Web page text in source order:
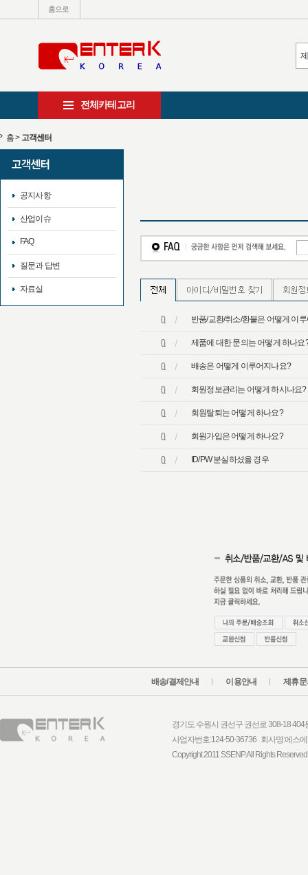
홈으로
전체카테고리
홈> 고객센터
공지사항
산업이슈
FAQ
질문과 답변
자료실
반품/교환/취소/환불은 어떻게 이
제품에 대한 문의는 어떻게 하나요
배송은 어떻게 이루어지나요?
회원정보관리는 어떻게 하시나요?
회원탈퇴는 어떻게 하나요?
회원가입은 어떻게 하나요?
ID/PW 분실하셨을 경우
배송/결제안내 이용안내 제휴문
경기도 수원시 권선구 권선로 308-18
사업자번호:124-50-36736 회사명:에스
Copyright 2011 SSENP. All Rights Reserved